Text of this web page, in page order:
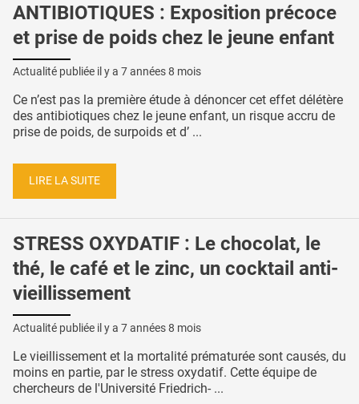
ANTIBIOTIQUES : Exposition précoce
et prise de poids chez le jeune enfant
Actualité publiée il y a 7 années 8 mois
Ce n’est pas la première étude à dénoncer cet effet délétère
des antibiotiques chez le jeune enfant, un risque accru de
prise de poids, de surpoids et d’ ...
LIRE LA SUITE
STRESS OXYDATIF : Le chocolat, le
thé, le café et le zinc, un cocktail anti-
vieillissement
Actualité publiée il y a 7 années 8 mois
Le vieillissement et la mortalité prématurée sont causés, du
moins en partie, par le stress oxydatif. Cette équipe de
chercheurs de l'Université Friedrich- ...